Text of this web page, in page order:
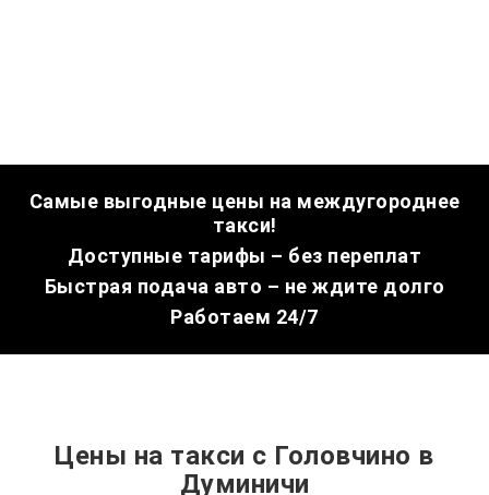
Самые выгодные цены на междугороднее
такси!
Доступные тарифы – без переплат
Быстрая подача авто – не ждите долго
Работаем 24/7
Цены на такси с Головчино в
Думиничи